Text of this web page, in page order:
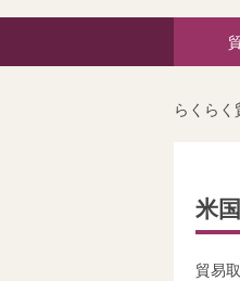
らくらく
米
貿易